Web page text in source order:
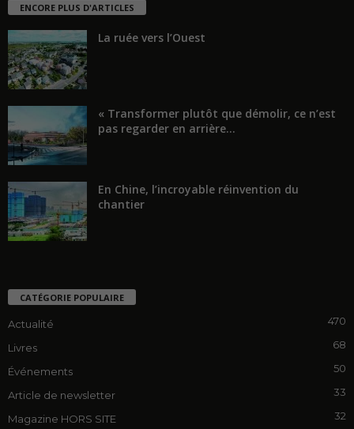
ENCORE PLUS D'ARTICLES
La ruée vers l’Ouest
« Transformer plutôt que démolir, ce n’est
pas regarder en arrière...
En Chine, l’incroyable réinvention du
chantier
CATÉGORIE POPULAIRE
Actualité 470
Livres 68
Événements 50
Article de newsletter 33
Magazine HORS SITE 32